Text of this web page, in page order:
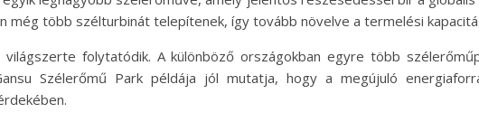
még több szélturbinát telepítenek, így tovább növelve a termelési
folytatódik. A különböző országokban egyre több
Szélerőmű Park példája jól mutatja, hogy a megújuló